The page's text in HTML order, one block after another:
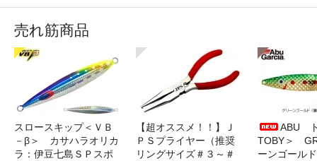
売れ筋商品
スロースキップ＜ＶＢ
－β＞ カサハラオリカ
ラ：伊豆七島ＳＰスポ
【超オススメ！！】Ｊ
ＰＳプライヤー（推奨
リングサイズ＃３～＃
ABU
TOBY＞
ーンゴールド